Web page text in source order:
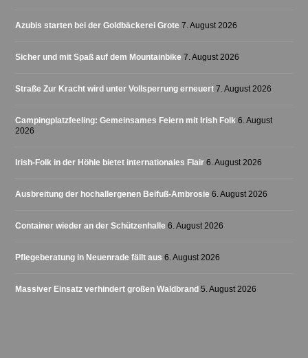
Azubis starten bei der Goldbäckerei Grote 7. August 2026
Sicher und mit Spaß auf dem Mountainbike 7. August 2026
Straße Zur Kracht wird unter Vollsperrung erneuert 7. August 2026
Campingplatzfeeling: Gemeinsames Feiern mit Irish Folk 6. August
2026
Irish-Folk in der Höhle bietet internationales Flair 6. August 2026
Ausbreitung der hochallergenen Beifuß-Ambrosie 6. August 2026
Container wieder an der Schützenhalle 6. August 2026
Pflegeberatung in Neuenrade fällt aus 6. August 2026
Massiver Einsatz verhindert großen Waldbrand 5. August 2026